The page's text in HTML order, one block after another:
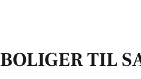
BOLIGER TIL